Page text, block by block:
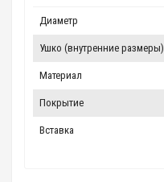
Диаметр
Ушко (внутренние размеры)
Материал
Покрытие
Вставка